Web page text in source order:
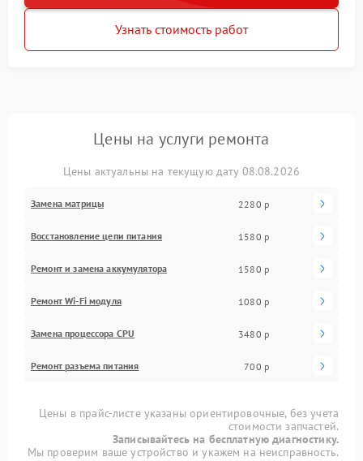
Узнать стоимость работ
Цены на услуги ремонта
Цены актуальны на текущую дату 08.08.2026
Замена матрицы 2280 р
Восстановление цепи питания 1580 р
Ремонт и замена аккумулятора 1580 р
Ремонт Wi-Fi модуля 1080 р
Замена процессора CPU 3480 р
Ремонт разъема питания 700 р
Цены в прайс-листе указаны ориентировочные, без учета
стоимости запчастей.
Записывайтесь на бесплатную диагностику.
Мы проверим ваше устройство и укажем на неисправность.